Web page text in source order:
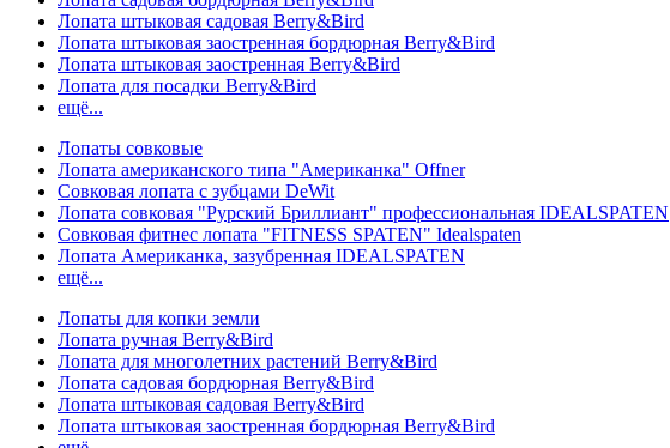
Лопата штыковая садовая Berry&Bird
Лопата штыковая заостренная бордюрная Berry&Bird
Лопата штыковая заостренная Berry&Bird
Лопата для посадки Berry&Bird
ещё...
Лопаты совковые
Лопата американского типа "Американка" Offner
Совковая лопата с зубцами DeWit
Лопата совковая "Рурский Бриллиант" профессиональная IDEALSPATEN
Совковая фитнес лопата "FITNESS SPATEN" Idealspaten
Лопата Американка, зазубренная IDEALSPATEN
ещё...
Лопаты для копки земли
Лопата ручная Berry&Bird
Лопата для многолетних растений Berry&Bird
Лопата садовая бордюрная Berry&Bird
Лопата штыковая садовая Berry&Bird
Лопата штыковая заостренная бордюрная Berry&Bird